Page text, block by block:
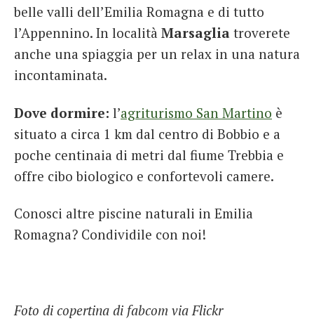
belle valli dell’Emilia Romagna e di tutto
l’Appennino. In località Marsaglia troverete
anche una spiaggia per un relax in una natura
incontaminata.
Dove dormire: l’agriturismo San Martino è
situato a circa 1 km dal centro di Bobbio e a
poche centinaia di metri dal fiume Trebbia e
offre cibo biologico e confortevoli camere.
Conosci altre piscine naturali in Emilia
Romagna? Condividile con noi!
Foto di copertina di fabcom via Flickr